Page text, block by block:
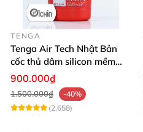
TENGA
Tenga Air Tech Nhật Bản
cốc thủ dâm silicon mềm
mại trải nghiệm tuyệt vời
900.000₫
1.500.000₫
-40%
(2,658)